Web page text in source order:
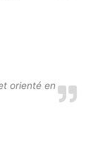
orienté en